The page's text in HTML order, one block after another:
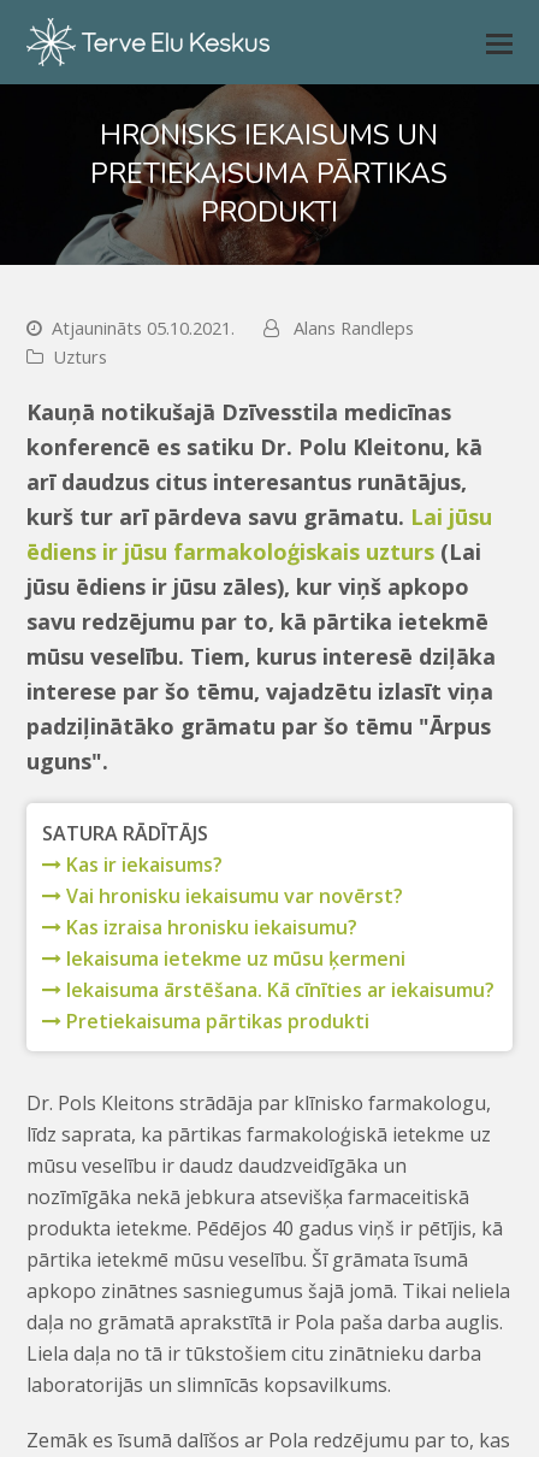
HRONISKS IEKAISUMS UN
PRETIEKAISUMA PĀRTIKAS
PRODUKTI
Atjaunināts 05.10.2021.
Alans Randleps
Uzturs
Kauņā notikušajā Dzīvesstila medicīnas
konferencē es satiku Dr. Polu Kleitonu, kā
arī daudzus citus interesantus runātājus,
kurš tur arī pārdeva savu grāmatu. Lai jūsu
ēdiens ir jūsu farmakoloģiskais uzturs (Lai
jūsu ēdiens ir jūsu zāles), kur viņš apkopo
savu redzējumu par to, kā pārtika ietekmē
mūsu veselību. Tiem, kurus interesē dziļāka
interese par šo tēmu, vajadzētu izlasīt viņa
padziļinātāko grāmatu par šo tēmu "Ārpus
uguns".
SATURA RĀDĪTĀJS
Kas ir iekaisums?
Vai hronisku iekaisumu var novērst?
Kas izraisa hronisku iekaisumu?
Iekaisuma ietekme uz mūsu ķermeni
Iekaisuma ārstēšana. Kā cīnīties ar iekaisumu?
Pretiekaisuma pārtikas produkti
Dr. Pols Kleitons strādāja par klīnisko farmakologu,
līdz saprata, ka pārtikas farmakoloģiskā ietekme uz
mūsu veselību ir daudz daudzveidīgāka un
nozīmīgāka nekā jebkura atsevišķa farmaceitiskā
produkta ietekme. Pēdējos 40 gadus viņš ir pētījis, kā
pārtika ietekmē mūsu veselību. Šī grāmata īsumā
apkopo zinātnes sasniegumus šajā jomā. Tikai neliela
daļa no grāmatā aprakstītā ir Pola paša darba auglis.
Liela daļa no tā ir tūkstošiem citu zinātnieku darba
laboratorijās un slimnīcās kopsavilkums.
Zemāk es īsumā dalīšos ar Pola redzējumu par to, kas